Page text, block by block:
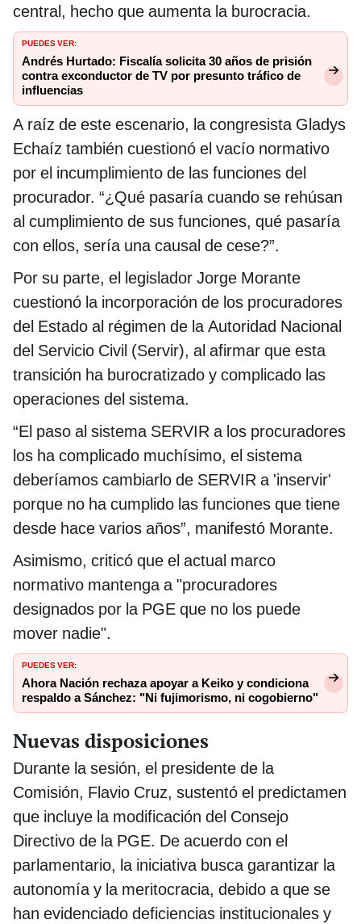
central, hecho que aumenta la burocracia.
PUEDES VER:
Andrés Hurtado: Fiscalía solicita 30 años de prisión
contra exconductor de TV por presunto tráfico de
influencias
A raíz de este escenario, la congresista Gladys
Echaíz también cuestionó el vacío normativo
por el incumplimiento de las funciones del
procurador. “¿Qué pasaría cuando se rehúsan
al cumplimiento de sus funciones, qué pasaría
con ellos, sería una causal de cese?”.
Por su parte, el legislador Jorge Morante
cuestionó la incorporación de los procuradores
del Estado al régimen de la Autoridad Nacional
del Servicio Civil (Servir), al afirmar que esta
transición ha burocratizado y complicado las
operaciones del sistema.
“El paso al sistema SERVIR a los procuradores
los ha complicado muchísimo, el sistema
deberíamos cambiarlo de SERVIR a 'inservir'
porque no ha cumplido las funciones que tiene
desde hace varios años”, manifestó Morante.
Asimismo, criticó que el actual marco
normativo mantenga a "procuradores
designados por la PGE que no los puede
mover nadie".
PUEDES VER:
Ahora Nación rechaza apoyar a Keiko y condiciona
respaldo a Sánchez: "Ni fujimorismo, ni cogobierno"
Nuevas disposiciones
Durante la sesión, el presidente de la
Comisión, Flavio Cruz, sustentó el predictamen
que incluye la modificación del Consejo
Directivo de la PGE. De acuerdo con el
parlamentario, la iniciativa busca garantizar la
autonomía y la meritocracia, debido a que se
han evidenciado deficiencias institucionales y